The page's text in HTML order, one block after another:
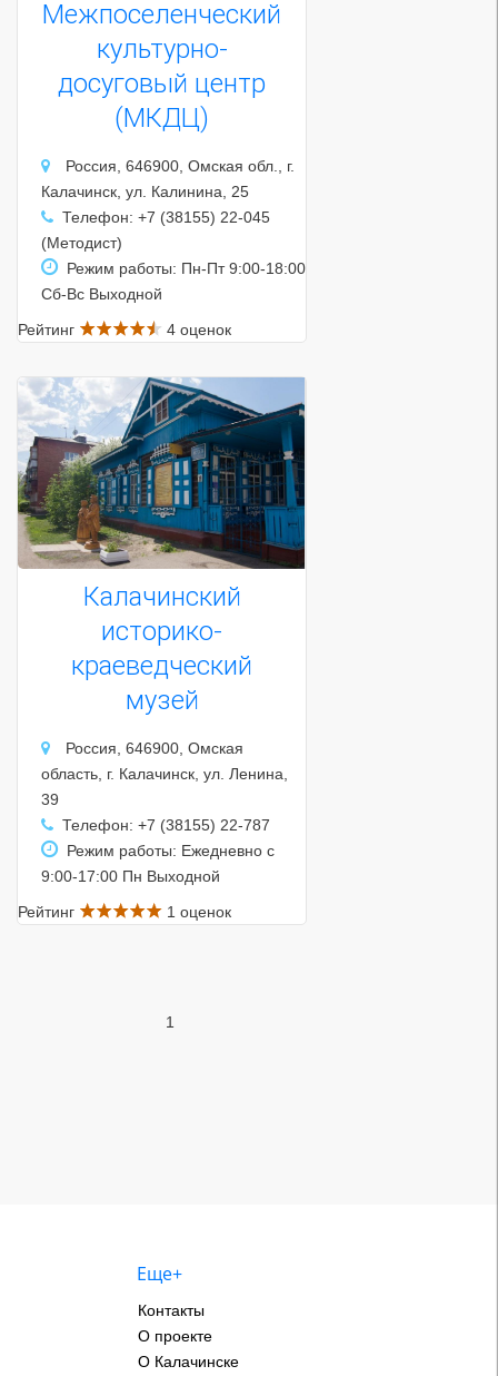
Межпоселенческий
культурно-
досуговый центр
(МКДЦ)
Россия, 646900, Омская обл., г.
Калачинск, ул. Калинина, 25
Телефон: +7 (38155) 22-045
(Методист)
Режим работы: Пн-Пт 9:00-18:00
Сб-Вс Выходной
Рейтинг
4 оценок
Калачинский
историко-
краеведческий
музей
Россия, 646900, Омская
область, г. Калачинск, ул. Ленина,
39
Телефон: +7 (38155) 22-787
Режим работы: Ежедневно с
9:00-17:00 Пн Выходной
Рейтинг
1 оценок
1
Еще+
Контакты
О проекте
О Калачинске